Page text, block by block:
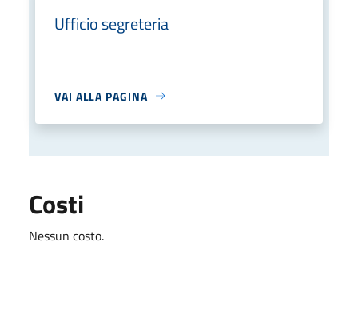
Ufficio segreteria
VAI ALLA PAGINA
Costi
Nessun costo.